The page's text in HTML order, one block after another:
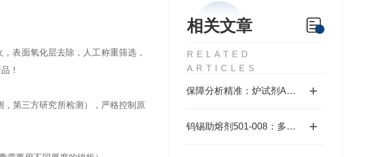
相关文章
RELATED
ARTICLES
保障分析精准：炉试剂AR615的可靠性能
钨锡助熔剂501-008：多元样品熔融的高效适配方案
表面氧化层去除，人工称重筛选，
！
第三方研究所检测），严格控制原